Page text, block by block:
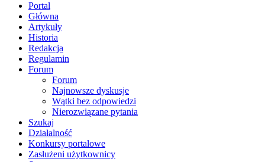
Portal
Główna
Artykuły
Historia
Redakcja
Regulamin
Forum
Forum
Najnowsze dyskusje
Wątki bez odpowiedzi
Nierozwiązane pytania
Szukaj
Działalność
Konkursy portalowe
Zasłużeni użytkownicy